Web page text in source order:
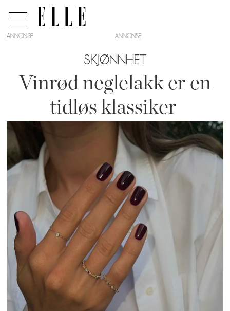
ANNONSE
SKJØNNHET
Vinrød neglelakk er en
tidløs klassiker